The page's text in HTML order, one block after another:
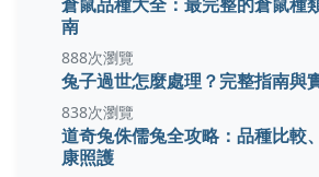
南
888次瀏覽
兔子過世怎麼處理？完整指南與
838次瀏覽
道奇兔侏儒兔全攻略：品種比較
康照護